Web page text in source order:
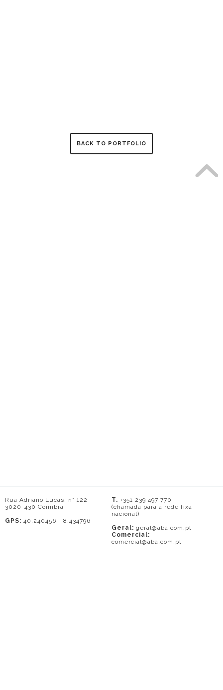
BACK TO PORTFOLIO
Rua Adriano Lucas, n° 122
3020-430 Coimbra
GPS: 40.240456, -8.434796
T. +351 239 497 770
(chamada para a rede fixa
nacional)
Geral: geral@aba.com.pt
Comercial:
comercial@aba.com.pt